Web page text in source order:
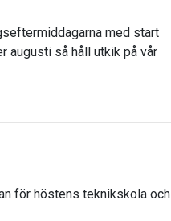
med start
augusti så håll utkik på vår
för höstens teknikskola och